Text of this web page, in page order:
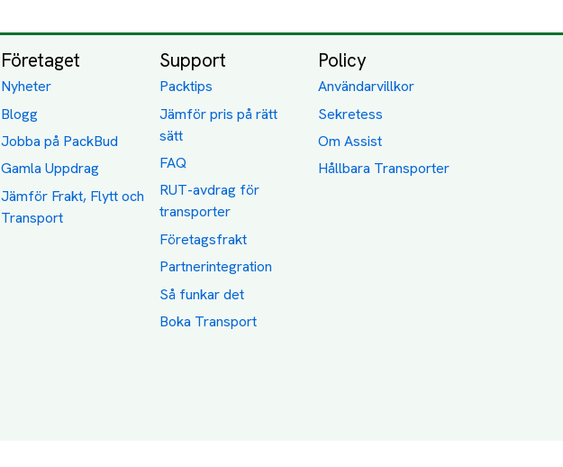
Företaget
Nyheter
Blogg
Jobba på PackBud
Gamla Uppdrag
Jämför Frakt, Flytt och
Transport
Support
Packtips
Jämför pris på rätt
sätt
FAQ
RUT-avdrag för
transporter
Företagsfrakt
Partnerintegration
Så funkar det
Boka Transport
Policy
Användarvillkor
Sekretess
Om Assist
Hållbara Transporter